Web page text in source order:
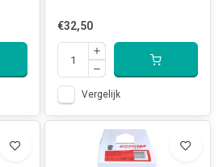
€32,50
Vergelijk